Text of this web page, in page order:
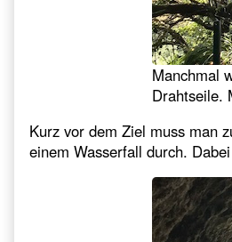
Manchmal
Drahtseile.
Kurz vor dem Ziel muss man
einem Wasserfall durch.